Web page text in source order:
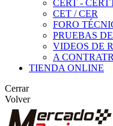
CERT -
CET / CER
FORO
PRUEBAS
VIDEOS DE
A
TIENDA ONLINE
Cerrar
Volver